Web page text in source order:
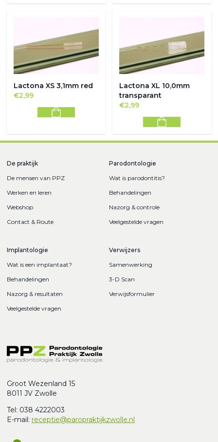
Lactona XS 3,1mm red
€2,99
Lactona XL 10,0mm
transparant
€2,99
De praktijk
De mensen van PPZ
Werken en leren
Webshop
Contact & Route
Parodontologie
Wat is parodontitis?
Behandelingen
Nazorg & controle
Veelgestelde vragen
Implantologie
Wat is een implantaat?
Behandelingen
Nazorg & resultaten
Veelgestelde vragen
Verwijzers
Samenwerking
3-D Scan
Verwijsformulier
Groot Wezenland 15
8011 JV Zwolle
Tel: 038 4222003
E-mail: receptie@paropraktijkzwolle.nl